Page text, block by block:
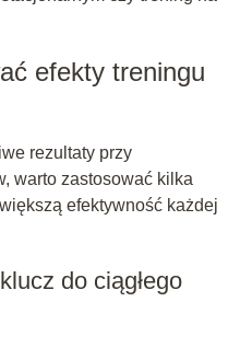
efekty treningu
rezultaty przy
warto zastosować kilka
efektywność każdej
do ciągłego